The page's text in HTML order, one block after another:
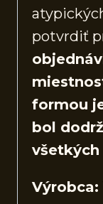
potvrdiť
formou
bol
všetkých
Výrobca: